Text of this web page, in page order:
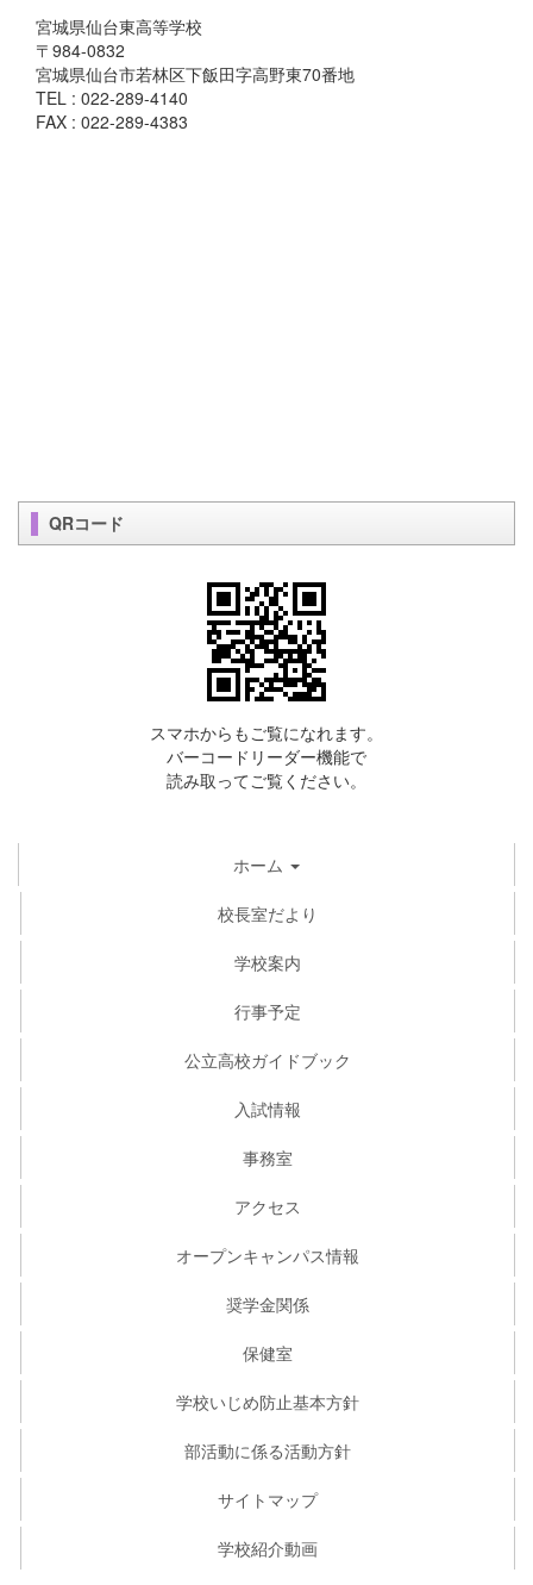
宮城県仙台東高等学校
〒984-0832
宮城県仙台市若林区下飯田字高野東70番地
TEL : 022-289-4140
FAX : 022-289-4383
QRコード
スマホからもご覧になれます。
バーコードリーダー機能で
読み取ってご覧ください。
ホーム
校長室だより
学校案内
行事予定
公立高校ガイドブック
入試情報
事務室
アクセス
オープンキャンパス情報
奨学金関係
保健室
学校いじめ防止基本方針
部活動に係る活動方針
サイトマップ
学校紹介動画